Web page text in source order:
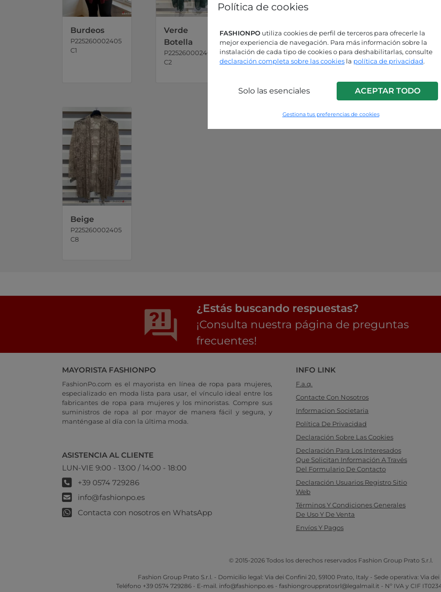
Política de cookies
FASHIONPO utiliza cookies de perfil de terceros para ofrecerle la
mejor experiencia de navegación. Para más información sobre la
instalación de cada tipo de cookies o para deshabilitarlas, consulte
declaración completa sobre las cookies la política de privacidad.
Solo las esenciales ACEPTAR TODO
Gestiona tus preferencias de cookies
Burdeos
P225260002405
C1
Verde
Botella
P225260002405
C2
Marron
oscuro
P225260002405
C3
Negro
P225260002405
C4
Beige
P225260002405
C8
¿Estás buscando respuestas?
¡Consulta nuestra página de preguntas
frecuentes!
MAYORISTA FASHIONPO
FashionPo.com es el mayorista en línea de ropa para mujeres,
especializado en moda lista para usar, el vínculo ideal entre los
fabricantes de ropa para mujeres y los minoristas. Compre sus
suministros de ropa al por mayor de manera fácil y segura, y
manténgase al día con la última moda.
ASISTENCIA AL CLIENTE
LUN-VIE 9:00 - 13:00 / 14:00 - 18:00
+39 0574 729286
info@fashionpo.es
Contacta con nosotros en WhatsApp
INFO LINK
F.a.q.
Contacte Con Nosotros
Informacion Societaria
Política De Privacidad
Declaración Sobre Las Cookies
Declaración Para Los Interesados
Que Solicitan Información A Través
Del Formulario De Contacto
Declaración Usuarios Registro Sitio
Web
Términos Y Condiciones Generales
De Uso Y De Venta
Envíos Y Pagos
© 2015-2026 Todos los derechos reservados Fashion Group Prato S.r.l.
Fashion Group Prato S.r.l. - Domicilio legal: Via dei Confini 20, 59100 Prato, Italy - Sede operativa: Via
Teléfono +39 0574 729286 - E-mail. info@fashionpo.es - fashiongrouppratosrl@legalmail.it - Nº IVA y CIF